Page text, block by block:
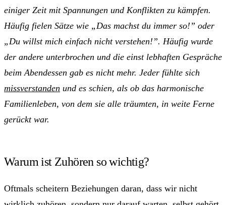
einiger Zeit mit Spannungen und Konflikten zu kämpfen.
Häufig fielen Sätze wie „Das machst du immer so!” oder
„Du willst mich einfach nicht verstehen!”. Häufig wurde
der andere unterbrochen und die einst lebhaften Gespräche
beim Abendessen gab es nicht mehr. Jeder fühlte sich
missverstanden und es schien, als ob das harmonische
Familienleben, von dem sie alle träumten, in weite Ferne
gerückt war.
Warum ist Zuhören so wichtig?
Oftmals scheitern Beziehungen daran, dass wir nicht